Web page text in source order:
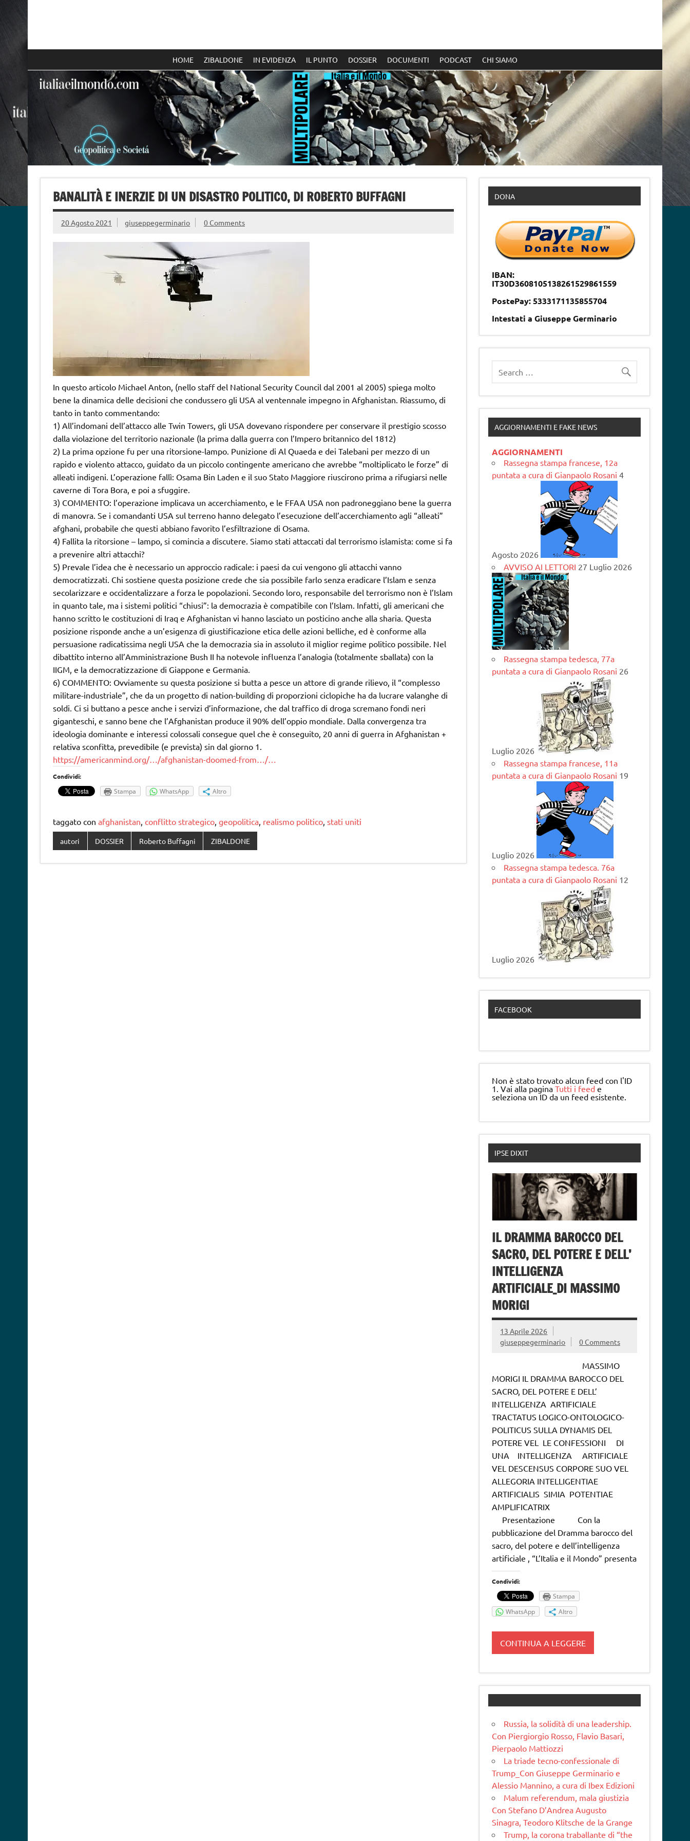
HOME ZIBALDONE IN EVIDENZA IL PUNTO DOSSIER DOCUMENTI PODCAST CHI SIAMO
BANALITÀ E INERZIE DI UN DISASTRO POLITICO, DI ROBERTO BUFFAGNI
20 Agosto 2021 giuseppegerminario 0 Comments
In questo articolo Michael Anton, (nello staff del National Security Council dal 2001 al 2005) spiega molto
bene la dinamica delle decisioni che condussero gli USA al ventennale impegno in Afghanistan. Riassumo, di
tanto in tanto commentando:
1) All’indomani dell’attacco alle Twin Towers, gli USA dovevano rispondere per conservare il prestigio scosso
dalla violazione del territorio nazionale (la prima dalla guerra con l’Impero britannico del 1812)
2) La prima opzione fu per una ritorsione-lampo. Punizione di Al Quaeda e dei Talebani per mezzo di un
rapido e violento attacco, guidato da un piccolo contingente americano che avrebbe “moltiplicato le forze” di
alleati indigeni. L’operazione fallì: Osama Bin Laden e il suo Stato Maggiore riuscirono prima a rifugiarsi nelle
caverne di Tora Bora, e poi a sfuggire.
3) COMMENTO: l’operazione implicava un accerchiamento, e le FFAA USA non padroneggiano bene la guerra
di manovra. Se i comandanti USA sul terreno hanno delegato l’esecuzione dell’accerchiamento agli “alleati”
afghani, probabile che questi abbiano favorito l’esfiltrazione di Osama.
4) Fallita la ritorsione – lampo, si comincia a discutere. Siamo stati attaccati dal terrorismo islamista: come si fa
a prevenire altri attacchi?
5) Prevale l’idea che è necessario un approccio radicale: i paesi da cui vengono gli attacchi vanno
democratizzati. Chi sostiene questa posizione crede che sia possibile farlo senza eradicare l’Islam e senza
secolarizzare e occidentalizzare a forza le popolazioni. Secondo loro, responsabile del terrorismo non è l’Islam
in quanto tale, ma i sistemi politici “chiusi”: la democrazia è compatibile con l’Islam. Infatti, gli americani che
hanno scritto le costituzioni di Iraq e Afghanistan vi hanno lasciato un posticino anche alla sharia. Questa
posizione risponde anche a un’esigenza di giustificazione etica delle azioni belliche, ed è conforme alla
persuasione radicatissima negli USA che la democrazia sia in assoluto il miglior regime politico possibile. Nel
dibattito interno all’Amministrazione Bush II ha notevole influenza l’analogia (totalmente sballata) con la
IIGM, e la democratizzazione di Giappone e Germania.
6) COMMENTO: Ovviamente su questa posizione si butta a pesce un attore di grande rilievo, il “complesso
militare-industriale”, che da un progetto di nation-building di proporzioni ciclopiche ha da lucrare valanghe di
soldi. Ci si buttano a pesce anche i servizi d’informazione, che dal traffico di droga scremano fondi neri
giganteschi, e sanno bene che l’Afghanistan produce il 90% dell’oppio mondiale. Dalla convergenza tra
ideologia dominante e interessi colossali consegue quel che è conseguito, 20 anni di guerra in Afghanistan +
relativa sconfitta, prevedibile (e prevista) sin dal giorno 1.
https://americanmind.org/…/afghanistan-doomed-from…/…
Condividi:
Stampa WhatsApp Altro
taggato con afghanistan, conflitto strategico, geopolitica, realismo politico, stati uniti
autori DOSSIER Roberto Buffagni ZIBALDONE
DONA
IBAN:
IT30D3608105138261529861559
PostePay: 5333171135855704
Intestati a Giuseppe Germinario
AGGIORNAMENTI E FAKE NEWS
AGGIORNAMENTI
Rassegna stampa francese, 12a
puntata a cura di Gianpaolo Rosani 4
Agosto 2026
AVVISO AI LETTORI 27 Luglio 2026
Rassegna stampa tedesca, 77a
puntata a cura di Gianpaolo Rosani 26
Luglio 2026
Rassegna stampa francese, 11a
puntata a cura di Gianpaolo Rosani 19
Luglio 2026
Rassegna stampa tedesca. 76a
puntata a cura di Gianpaolo Rosani 12
Luglio 2026
FACEBOOK
Non è stato trovato alcun feed con l'ID
1. Vai alla paginaTutti i feed e
seleziona un ID da un feed esistente.
IPSE DIXIT
IL DRAMMA BAROCCO DEL
SACRO, DEL POTERE E DELL’
INTELLIGENZA
ARTIFICIALE_DI MASSIMO
MORIGI
13 Aprile 2026
giuseppegerminario
0 Comments
MASSIMO
MORIGI IL DRAMMA BAROCCO DEL
SACRO, DEL POTERE E DELL’
INTELLIGENZA ARTIFICIALE
TRACTATUS LOGICO-ONTOLOGICO-
POLITICUS SULLA DYNAMIS DEL
POTERE VEL LE CONFESSIONI DI
UNA INTELLIGENZA ARTIFICIALE
VEL DESCENSUS CORPORE SUO VEL
ALLEGORIA INTELLIGENTIAE
ARTIFICIALIS SIMIA POTENTIAE
AMPLIFICATRIX
Presentazione Con la
pubblicazione del Dramma barocco del
sacro, del potere e dell’intelligenza
artificiale , “L’Italia e il Mondo” presenta
Condividi:
Stampa
WhatsApp
Altro
CONTINUA A LEGGERE
Russia, la solidità di una leadership.
Con Piergiorgio Rosso, Flavio Basari,
Pierpaolo Mattiozzi
La triade tecno-confessionale di
Trump_Con Giuseppe Germinario e
Alessio Mannino, a cura di Ibex Edizioni
Malum referendum, mala giustizia
Con Stefano D’Andrea Augusto
Sinagra, Teodoro Klitsche de la Grange
Trump, la corona traballante di “the